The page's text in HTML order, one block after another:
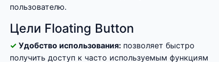
пользователю.
Цели Floating Button
Удобство использования: позволяет быстро
получить доступ к часто используемым функциям